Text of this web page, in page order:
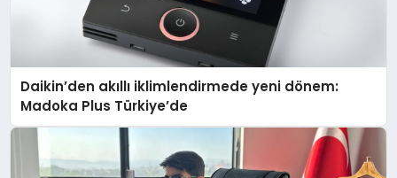
Daikin’den akıllı iklimlendirmede yeni dönem:
Madoka Plus Türkiye’de